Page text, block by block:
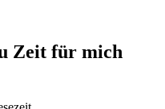
Zeit für mich